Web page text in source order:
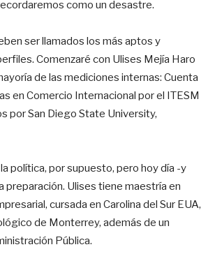
como un desastre.
ser llamados los más aptos y
Comenzaré con Ulises Mejía Haro
de las mediciones internas: Cuenta
en Comercio Internacional por el ITESM
por San Diego State University,
política, por supuesto, pero hoy día -y
preparación. Ulises tiene maestría en
cursada en Carolina del Sur EUA,
de Monterrey, además de un
Pública.